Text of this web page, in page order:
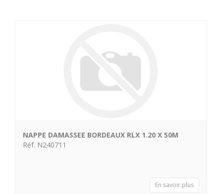
NAPPE DAMASSEE BORDEAUX RLX 1.20 X 50M
Réf. N240711
En savoir plus